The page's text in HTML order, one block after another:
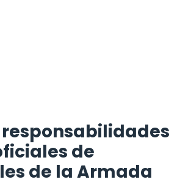
responsabilidades
de
de la Armada